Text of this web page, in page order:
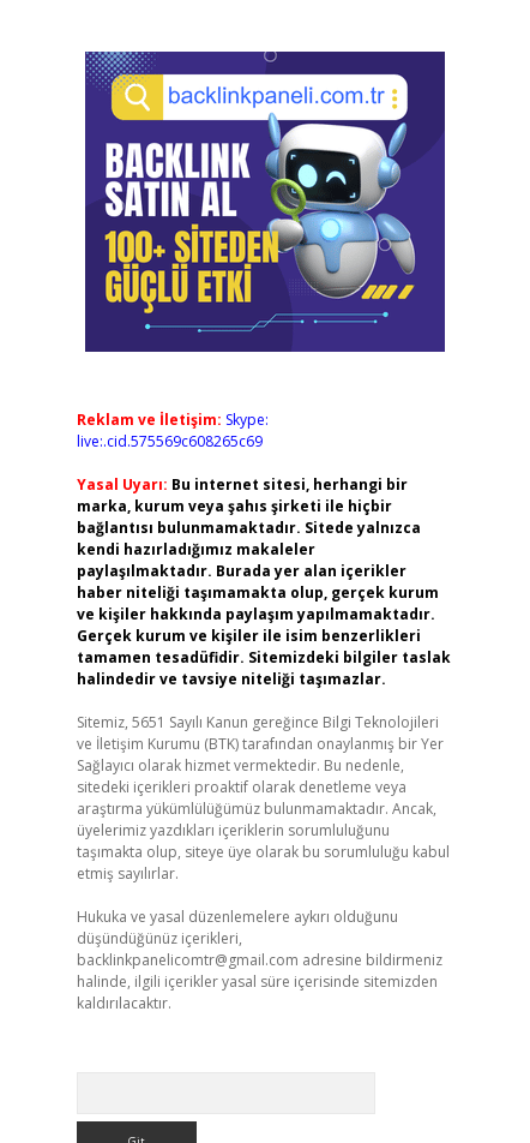
Reklam ve İletişim: Skype:
live:.cid.575569c608265c69
Yasal Uyarı: Bu internet sitesi, herhangi bir
marka, kurum veya şahıs şirketi ile hiçbir
bağlantısı bulunmamaktadır. Sitede yalnızca
kendi hazırladığımız makaleler
paylaşılmaktadır. Burada yer alan içerikler
haber niteliği taşımamakta olup, gerçek kurum
ve kişiler hakkında paylaşım yapılmamaktadır.
Gerçek kurum ve kişiler ile isim benzerlikleri
tamamen tesadüfidir. Sitemizdeki bilgiler taslak
halindedir ve tavsiye niteliği taşımazlar.
Sitemiz, 5651 Sayılı Kanun gereğince Bilgi Teknolojileri
ve İletişim Kurumu (BTK) tarafından onaylanmış bir Yer
Sağlayıcı olarak hizmet vermektedir. Bu nedenle,
sitedeki içerikleri proaktif olarak denetleme veya
araştırma yükümlülüğümüz bulunmamaktadır. Ancak,
üyelerimiz yazdıkları içeriklerin sorumluluğunu
taşımakta olup, siteye üye olarak bu sorumluluğu kabul
etmiş sayılırlar.
Hukuka ve yasal düzenlemelere aykırı olduğunu
düşündüğünüz içerikleri,
backlinkpanelicomtr@gmail.com adresine bildirmeniz
halinde, ilgili içerikler yasal süre içerisinde sitemizden
kaldırılacaktır.